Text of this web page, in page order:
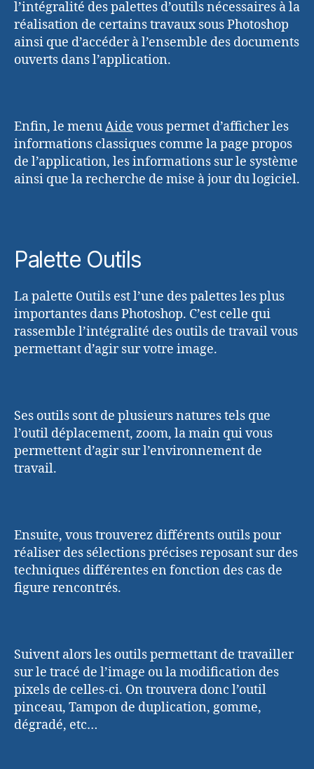
l’intégralité des palettes d’outils nécessaires à la
réalisation de certains travaux sous Photoshop
ainsi que d’accéder à l’ensemble des documents
ouverts dans l’application.
Enfin, le menuAide vous permet d’afficher les
informations classiques comme la page propos
de l’application, les informations sur le système
ainsi que la recherche de mise à jour du logiciel.
Palette Outils
La palette Outils est l’une des palettes les plus
importantes dans Photoshop. C’est celle qui
rassemble l’intégralité des outils de travail vous
permettant d’agir sur votre image.
Ses outils sont de plusieurs natures tels que
l’outil déplacement, zoom, la main qui vous
permettent d’agir sur l’environnement de
travail.
Ensuite, vous trouverez différents outils pour
réaliser des sélections précises reposant sur des
techniques différentes en fonction des cas de
figure rencontrés.
Suivent alors les outils permettant de travailler
sur le tracé de l’image ou la modification des
pixels de celles-ci. On trouvera donc l’outil
pinceau, Tampon de duplication, gomme,
dégradé, etc…